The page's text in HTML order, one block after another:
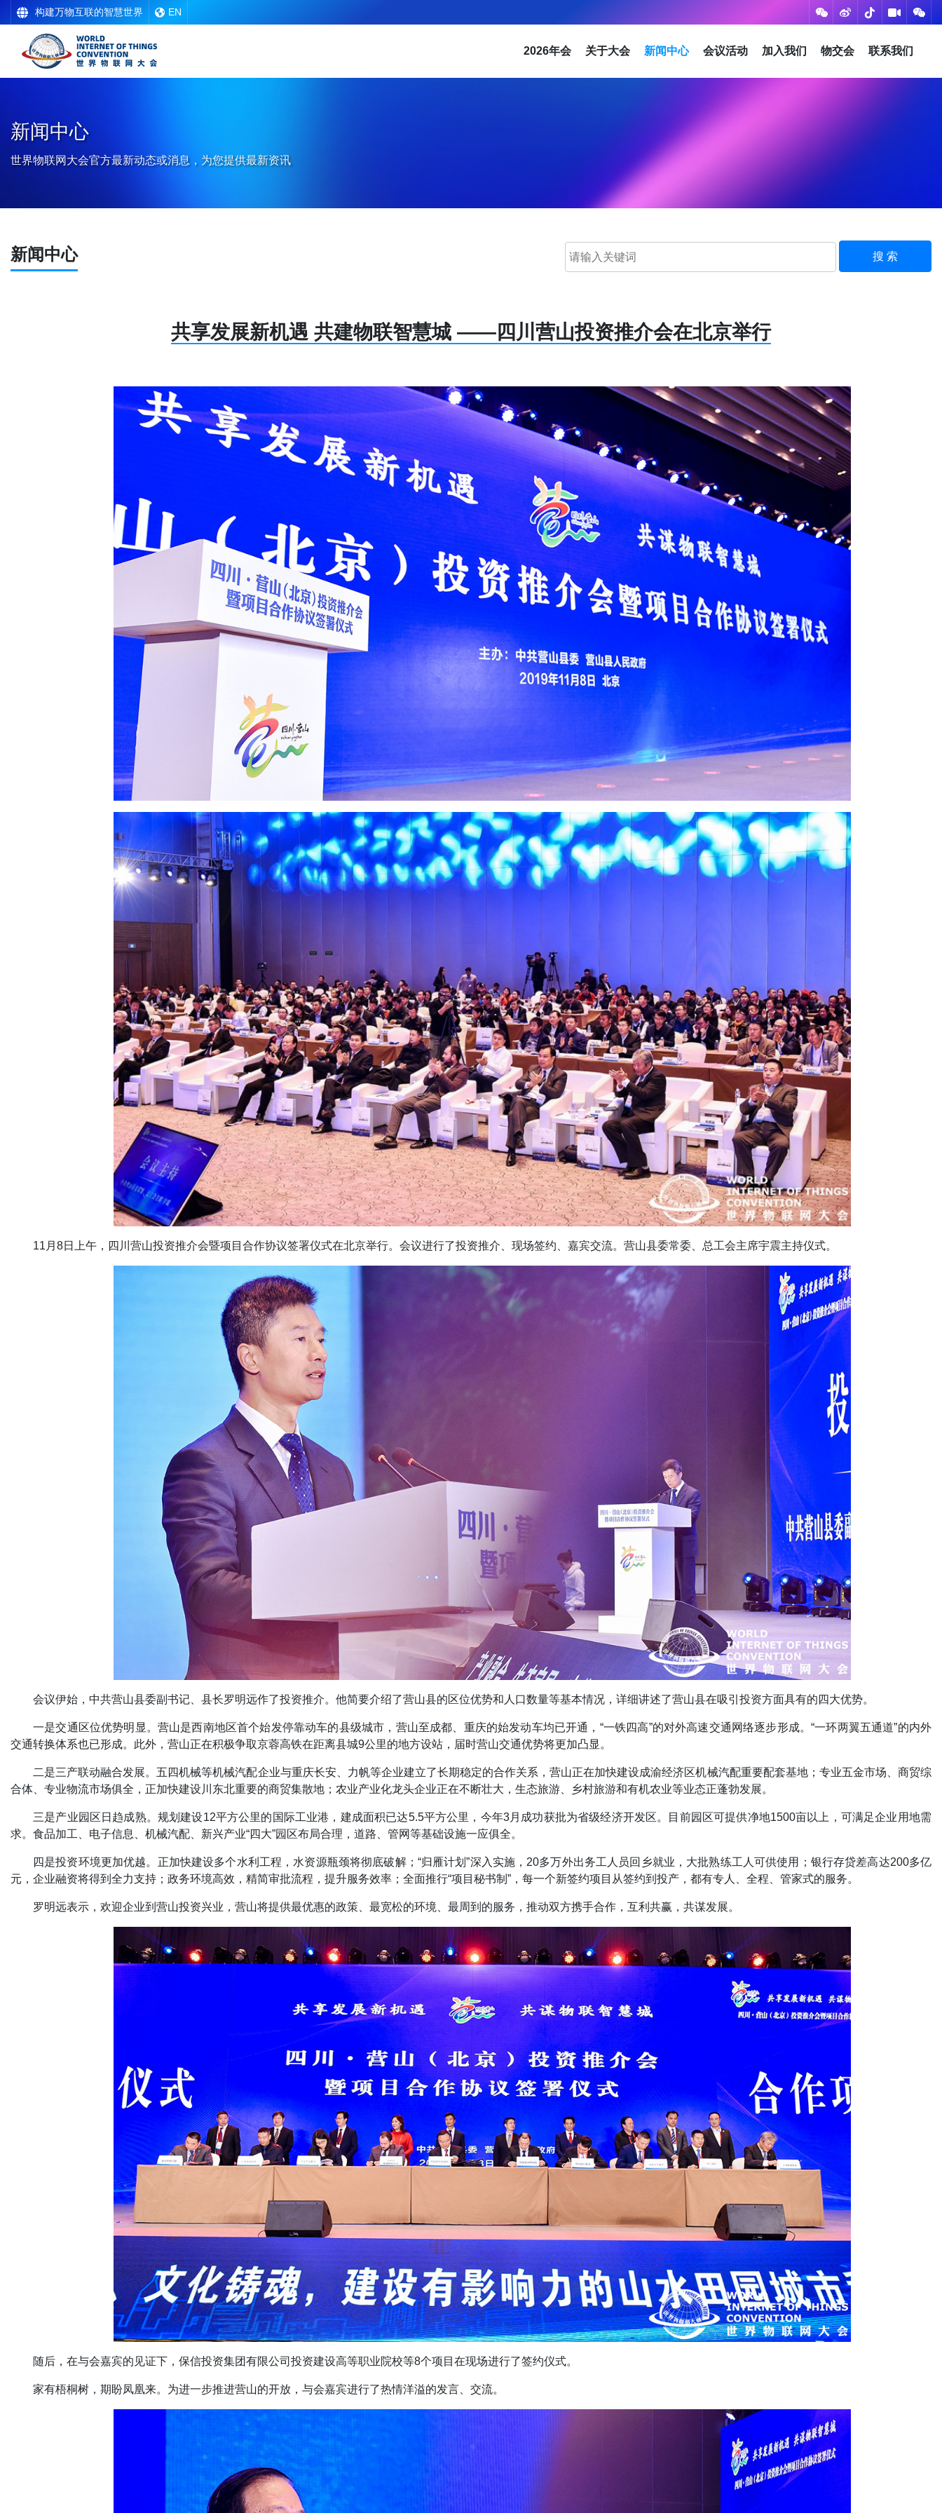
构建万物互联的智慧世界 EN
2026年会 关于大会 新闻中心 会议活动 加入我们 物交会 联系我们
新闻中心
世界物联网大会官方最新动态或消息，为您提供最新资讯
新闻中心 搜 索
共享发展新机遇 共建物联智慧城 ——四川营山投资推介会在北京举行
11月8日上午，四川营山投资推介会暨项目合作协议签署仪式在北京举行。会议进行了投资推介、现场签约、嘉宾交流。营山县委常委、总工会主席宇震主持仪式。
会议伊始，中共营山县委副书记、县长罗明远作了投资推介。他简要介绍了营山县的区位优势和人口数量等基本情况，详细讲述了营山县在吸引投资方面具有的四大优势。
一是交通区位优势明显。营山是西南地区首个始发停靠动车的县级城市，营山至成都、重庆的始发动车均已开通，“一铁四高”的对外高速交通网络逐步形成。“一环两翼五通道”的内外
交通转换体系也已形成。此外，营山正在积极争取京蓉高铁在距离县城9公里的地方设站，届时营山交通优势将更加凸显。
二是三产联动融合发展。五四机械等机械汽配企业与重庆长安、力帆等企业建立了长期稳定的合作关系，营山正在加快建设成渝经济区机械汽配重要配套基地；专业五金市场、商贸综
合体、专业物流市场俱全，正加快建设川东北重要的商贸集散地；农业产业化龙头企业正在不断壮大，生态旅游、乡村旅游和有机农业等业态正蓬勃发展。
三是产业园区日趋成熟。规划建设12平方公里的国际工业港，建成面积已达5.5平方公里，今年3月成功获批为省级经济开发区。目前园区可提供净地1500亩以上，可满足企业用地需
求。食品加工、电子信息、机械汽配、新兴产业“四大”园区布局合理，道路、管网等基础设施一应俱全。
四是投资环境更加优越。正加快建设多个水利工程，水资源瓶颈将彻底破解；“归雁计划”深入实施，20多万外出务工人员回乡就业，大批熟练工人可供使用；银行存贷差高达200多亿
元，企业融资将得到全力支持；政务环境高效，精简审批流程，提升服务效率；全面推行“项目秘书制”，每一个新签约项目从签约到投产，都有专人、全程、管家式的服务。
罗明远表示，欢迎企业到营山投资兴业，营山将提供最优惠的政策、最宽松的环境、最周到的服务，推动双方携手合作，互利共赢，共谋发展。
随后，在与会嘉宾的见证下，保信投资集团有限公司投资建设高等职业院校等8个项目在现场进行了签约仪式。
家有梧桐树，期盼凤凰来。为进一步推进营山的开放，与会嘉宾进行了热情洋溢的发言、交流。